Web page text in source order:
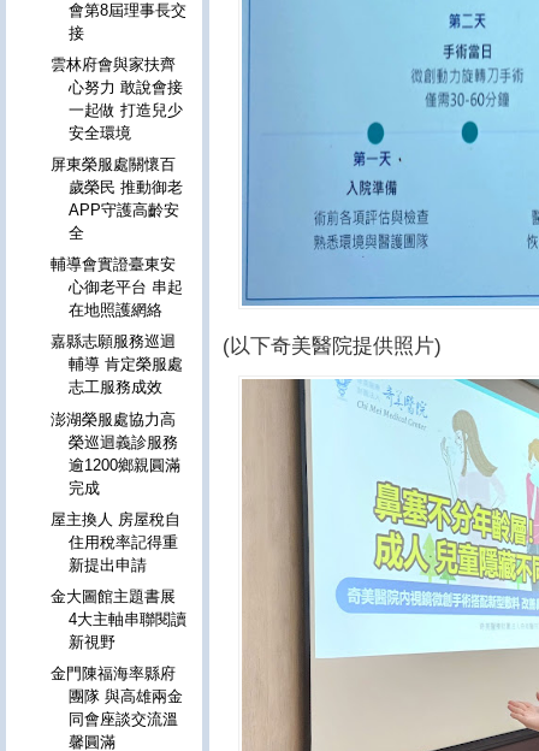
(以下奇美醫院提供照片)
會第8屆理事長交
接
雲林府會與家扶齊
心努力 敢說會接
一起做 打造兒少
安全環境
屏東榮服處關懷百
歲榮民 推動御老
APP守護高齡安
全
輔導會實證臺東安
心御老平台 串起
在地照護網絡
嘉縣志願服務巡迴
輔導 肯定榮服處
志工服務成效
澎湖榮服處協力高
榮巡迴義診服務
逾1200鄉親圓滿
完成
屋主換人 房屋稅自
住用稅率記得重
新提出申請
金大圖館主題書展
4大主軸串聯閱讀
新視野
金門陳福海率縣府
團隊 與高雄兩金
同會座談交流溫
馨圓滿